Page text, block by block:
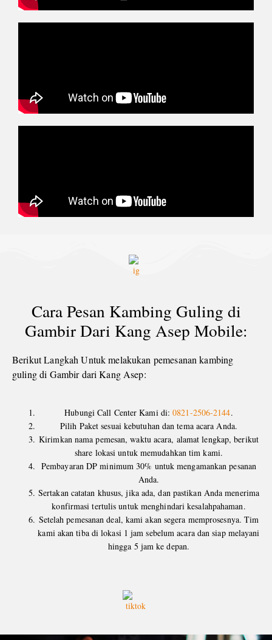
Cara Pesan Kambing Guling di
Gambir Dari Kang Asep Mobile:
Berikut Langkah Untuk melakukan pemesanan kambing
guling di Gambir dari Kang Asep:
Hubungi Call Center Kami di:0821-2506-2144.
Pilih Paket sesuai kebutuhan dan tema acara Anda.
Kirimkan nama pemesan, waktu acara, alamat lengkap, berikut
share lokasi untuk memudahkan tim kami.
Pembayaran DP minimum 30% untuk mengamankan pesanan
Anda.
Sertakan catatan khusus, jika ada, dan pastikan Anda menerima
konfirmasi tertulis untuk menghindari kesalahpahaman.
Setelah pemesanan deal, kami akan segera memprosesnya. Tim
kami akan tiba di lokasi 1 jam sebelum acara dan siap melayani
hingga 5 jam ke depan.